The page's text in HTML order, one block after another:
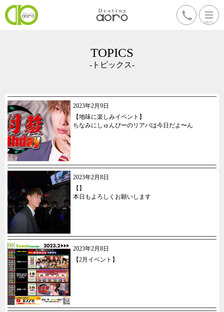
TOPICS
-トピックス-
2023年2月9日
【地味に楽しみイベント】
ちなみにしゅんぴーのリアバは今日だよ〜ん
2023年2月8日
【】
本日もよろしくお願いします
2023年2月8日
【2月イベント】